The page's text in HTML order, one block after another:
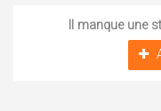
Il manque une